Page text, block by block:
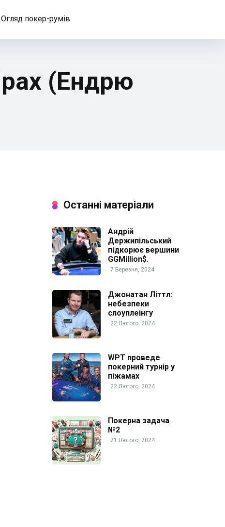
Огляд покер-румів
(Ендрю
Останні матеріали
Андрій
Держипільський
підкорює вершини
GGMillion$.
7 Березня, 2024
Джонатан Літтл:
небезпеки
слоуплеінгу
22 Лютого, 2024
WPT проведе
покерний турнір у
піжамах
22 Лютого, 2024
Покерна задача
№2
21 Лютого, 2024